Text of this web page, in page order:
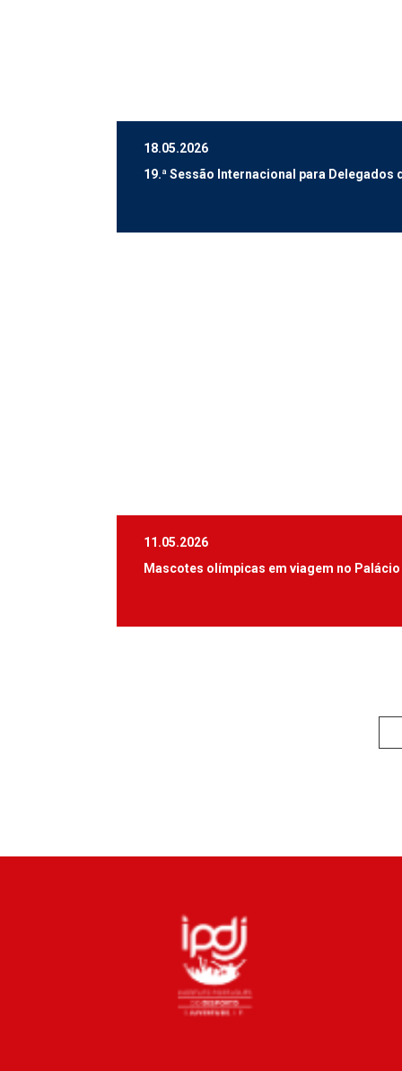
18.05.2026
19.ª Sessão Internacional para
11.05.2026
Mascotes olímpicas em viagem no Palácio